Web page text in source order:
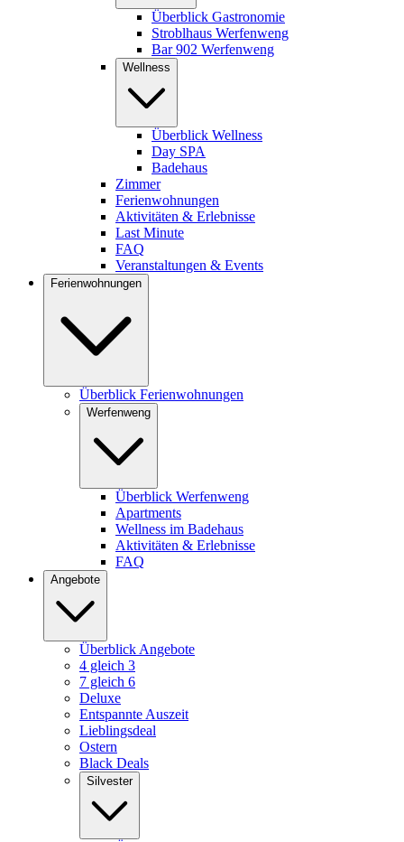
Überblick Gastronomie
Stroblhaus Werfenweng
Bar 902 Werfenweng
Wellness
Überblick Wellness
Day SPA
Badehaus
Zimmer
Ferienwohnungen
Aktivitäten & Erlebnisse
Last Minute
FAQ
Veranstaltungen & Events
Ferienwohnungen
Überblick Ferienwohnungen
Werfenweng
Überblick Werfenweng
Apartments
Wellness im Badehaus
Aktivitäten & Erlebnisse
FAQ
Angebote
Überblick Angebote
4 gleich 3
7 gleich 6
Deluxe
Entspannte Auszeit
Lieblingsdeal
Ostern
Black Deals
Silvester